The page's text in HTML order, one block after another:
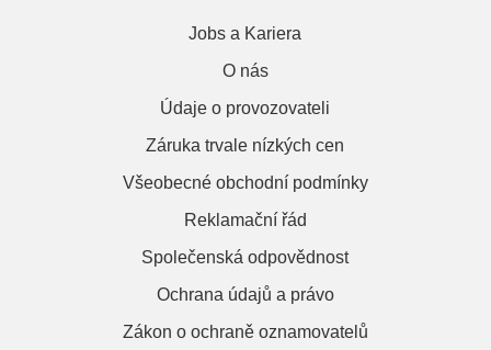
Jobs a Kariera
O nás
Údaje o provozovateli
Záruka trvale nízkých cen
Všeobecné obchodní podmínky
Reklamační řád
Společenská odpovědnost
Ochrana údajů a právo
Zákon o ochraně oznamovatelů